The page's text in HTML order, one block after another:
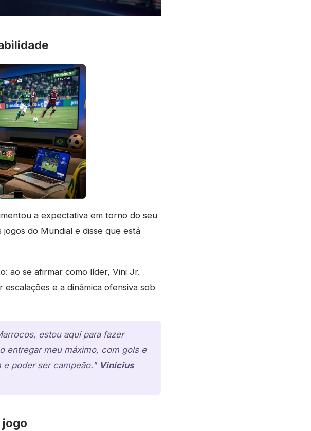
a expectativa em torno do seu
do Mundial e disse que está
ao se afirmar como líder, Vini Jr.
e a dinâmica ofensiva sob
estou aqui para fazer
entregar meu máximo, com gols e
e poder ser campeão." Vinícius
jogo